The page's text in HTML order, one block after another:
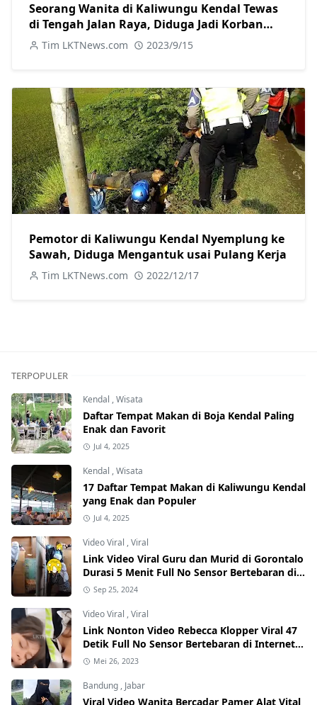
Seorang Wanita di Kaliwungu Kendal Tewas
di Tengah Jalan Raya, Diduga Jadi Korban
Tabrak Lari
Tim LKTNews.com 2023/9/15
Pemotor di Kaliwungu Kendal Nyemplung ke
Sawah, Diduga Mengantuk usai Pulang Kerja
Tim LKTNews.com 2022/12/17
TERPOPULER
Kendal ,Wisata
Daftar Tempat Makan di Boja Kendal Paling
Enak dan Favorit
Jul 4, 2025
Kendal ,Wisata
17 Daftar Tempat Makan di Kaliwungu Kendal
yang Enak dan Populer
Jul 4, 2025
Video Viral ,Viral
Link Video Viral Guru dan Murid di Gorontalo
Durasi 5 Menit Full No Sensor Bertebaran di
Internet, Hati-Hati Phising!
Sep 25, 2024
Video Viral ,Viral
Link Nonton Video Rebecca Klopper Viral 47
Detik Full No Sensor Bertebaran di Internet,
Hati-Hati Phising!
Mei 26, 2023
Bandung , Jabar
Viral Video Wanita Bercadar Pamer Alat Vital